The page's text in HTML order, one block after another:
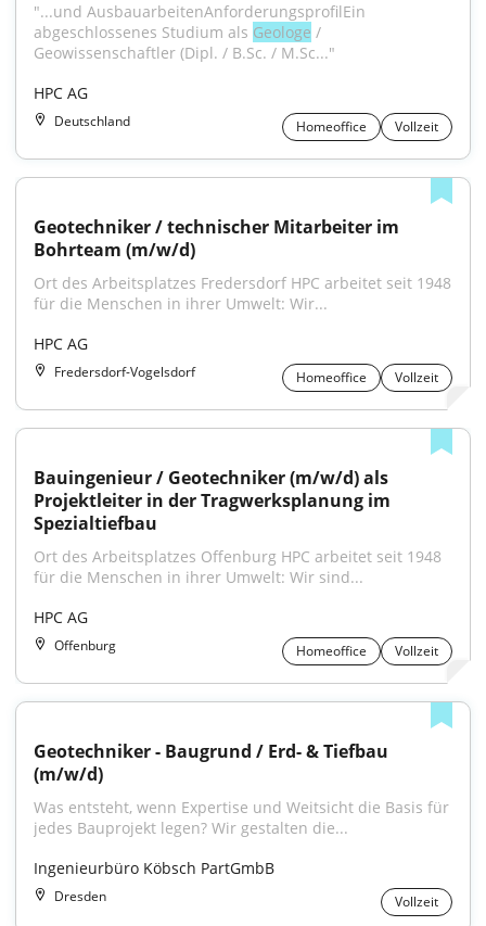
"...und AusbauarbeitenAnforderungsprofilEin
abgeschlossenes Studium als Geologe /
Geowissenschaftler (Dipl. / B.Sc. / M.Sc..."
HPC AG
Deutschland Homeoffice Vollzeit
Geotechniker / technischer Mitarbeiter im
Bohrteam (m/w/d)
Ort des Arbeitsplatzes Fredersdorf HPC arbeitet seit 1948
für die Menschen in ihrer Umwelt: Wir...
HPC AG
Fredersdorf-Vogelsdorf Homeoffice Vollzeit
Bauingenieur / Geotechniker (m/w/d) als
Projektleiter in der Tragwerksplanung im
Spezialtiefbau
Ort des Arbeitsplatzes Offenburg HPC arbeitet seit 1948
für die Menschen in ihrer Umwelt: Wir sind...
HPC AG
Offenburg Homeoffice Vollzeit
Geotechniker - Baugrund / Erd- & Tiefbau
(m/w/d)
Was entsteht, wenn Expertise und Weitsicht die Basis für
jedes Bauprojekt legen? Wir gestalten die...
Ingenieurbüro Köbsch PartGmbB
Dresden Vollzeit